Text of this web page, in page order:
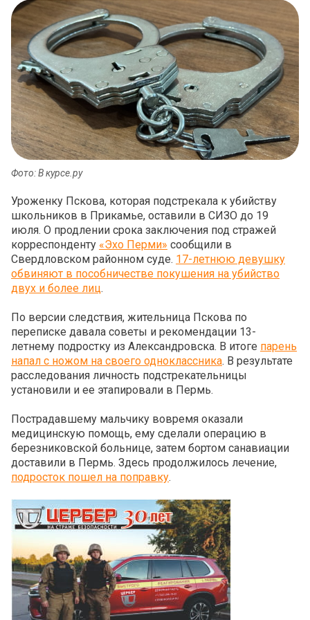
Фото: В курсе.ру
Уроженку Пскова, которая подстрекала к убийству
школьников в Прикамье, оставили в СИЗО до 19
июля. О продлении срока заключения под стражей
корреспонденту «Эхо Перми» сообщили в
Свердловском районном суде. 17-летнюю девушку
обвиняют в пособничестве покушения на убийство
двух и более лиц.
По версии следствия, жительница Пскова по
переписке давала советы и рекомендации 13-
летнему подростку из Александровска. В итоге парень
напал с ножом на своего одноклассника. В результате
расследования личность подстрекательницы
установили и ее этапировали в Пермь.
Пострадавшему мальчику вовремя оказали
медицинскую помощь, ему сделали операцию в
березниковской больнице, затем бортом санавиации
доставили в Пермь. Здесь продолжилось лечение,
подросток пошел на поправку.